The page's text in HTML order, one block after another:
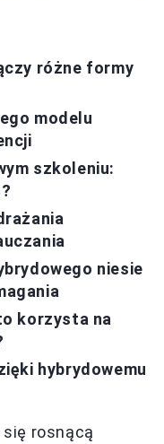
różne formy
modelu
szkoleniu:
niesie
korzysta na
hybrydowemu
rosnącą